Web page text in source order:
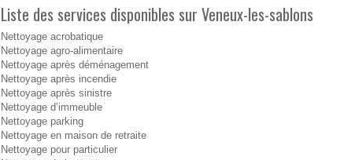
Liste des services disponibles sur Veneux-les-sablons
Nettoyage acrobatique
Nettoyage agro-alimentaire
Nettoyage après déménagement
Nettoyage après incendie
Nettoyage après sinistre
Nettoyage d’immeuble
Nettoyage parking
Nettoyage en maison de retraite
Nettoyage pour particulier